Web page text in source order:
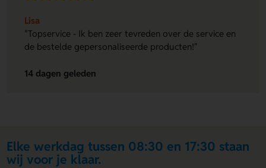
Lisa
"Topservice - Ik ben zeer tevreden over de service en
de bestelde gepersonaliseerde producten!"
14 dagen geleden
Elke werkdag tussen 08:30 en 17:30 staan
wij voor je klaar.